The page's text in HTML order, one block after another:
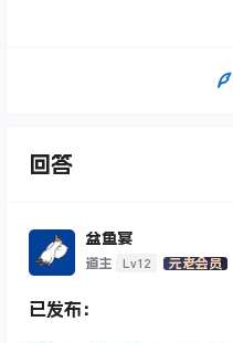
回答
盆鱼宴
道主 Lv12 元老会员
已发布：